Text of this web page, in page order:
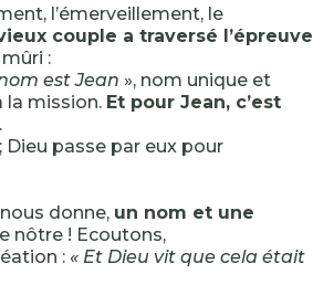
l’émerveillement, le
couple a traversé l’épreuve
:
est Jean », nom unique et
la mission. Et pour Jean, c’est
.
passe par eux pour
donne, un nom et une
nôtre ! Ecoutons,
: « Et Dieu vit que cela était